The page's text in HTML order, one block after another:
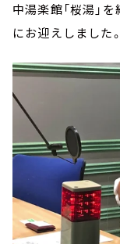
中湯楽館「桜湯」
にお迎えしました。